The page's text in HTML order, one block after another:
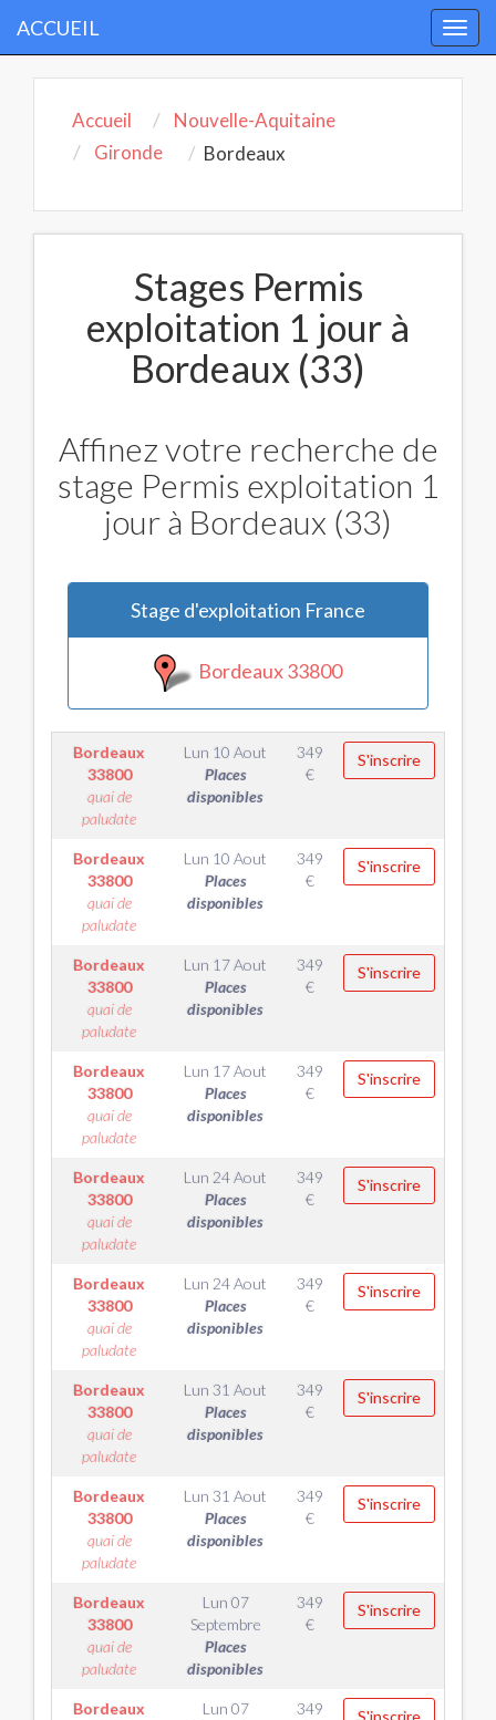
ACCUEIL
Accueil
Nouvelle-Aquitaine
Gironde
Bordeaux
Stages Permis
exploitation 1 jour à
Bordeaux (33)
Affinez votre recherche de
stage Permis exploitation 1
jour à Bordeaux (33)
Stage d'exploitation France
Bordeaux 33800
Bordeaux
33800
quai de
paludate
Lun 10 Aout
Places
disponibles
349
€
S'inscrire
Bordeaux
33800
quai de
paludate
Lun 10 Aout
Places
disponibles
349
€
S'inscrire
Bordeaux
33800
quai de
paludate
Lun 17 Aout
Places
disponibles
349
€
S'inscrire
Bordeaux
33800
quai de
paludate
Lun 17 Aout
Places
disponibles
349
€
S'inscrire
Bordeaux
33800
quai de
paludate
Lun 24 Aout
Places
disponibles
349
€
S'inscrire
Bordeaux
33800
quai de
paludate
Lun 24 Aout
Places
disponibles
349
€
S'inscrire
Bordeaux
33800
quai de
paludate
Lun 31 Aout
Places
disponibles
349
€
S'inscrire
Bordeaux
33800
quai de
paludate
Lun 31 Aout
Places
disponibles
349
€
S'inscrire
Bordeaux
33800
quai de
paludate
Lun 07
Septembre
Places
disponibles
349
€
S'inscrire
Bordeaux
Lun 07
349
S'inscrire